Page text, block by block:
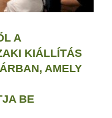
A
KIÁLLÍTÁS
AMELY
BE